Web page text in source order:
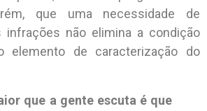
que uma necessidade de
infrações não elimina a condição
elemento de caracterização do
que a gente escuta é que